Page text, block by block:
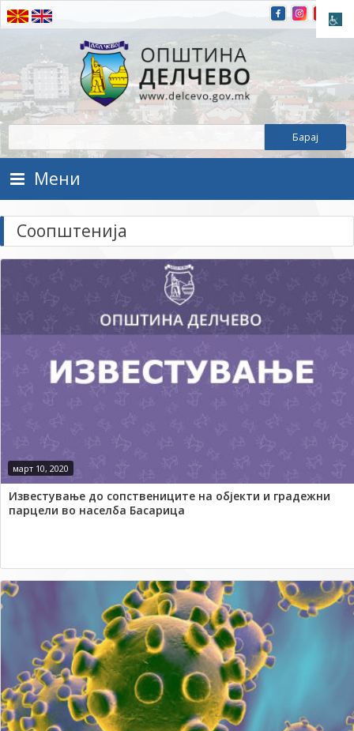
Прескокнете на содржината
Општина Делчево
Општина Делчево
Мени
Соопштенија
март 10, 2020
Известување до сопствениците на објекти и градежни
парцели во населба Басарица